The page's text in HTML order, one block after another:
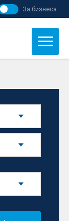
За бизнеса